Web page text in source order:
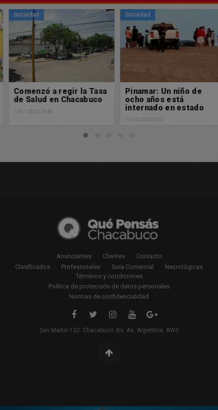
Sociedad
Comenzó a regir la Tasa
de Salud en Chacabuco
13/01/2026 14:46
Sociedad
Pinamar: Un niño de
ocho años está
internado en estado
crítico tras un choque
13/01/2026 09:55
Anunciantes Clientes
Contacto
Clasificados
Profesionales Guía Comercial
Necrológicas
Términos y condiciones
Política de protección de datos personales
Normas de confidencialidad
San Martin 132. Chacabuco. Bs. As. Argentina. AWS